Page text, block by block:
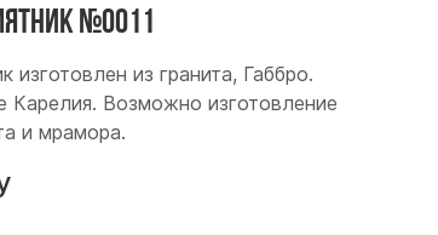
№0011
изготовлен из гранита, Габбро.
Возможно изготовление
и мрамора.